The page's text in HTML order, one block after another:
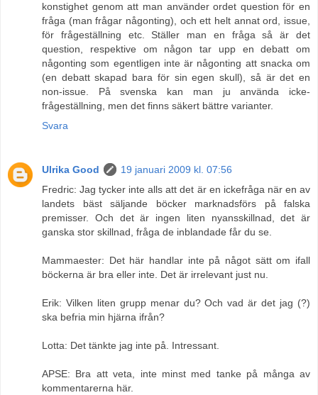
konstighet genom att man använder ordet question för en
fråga (man frågar någonting), och ett helt annat ord, issue,
för frågeställning etc. Ställer man en fråga så är det
question, respektive om någon tar upp en debatt om
någonting som egentligen inte är någonting att snacka om
(en debatt skapad bara för sin egen skull), så är det en
non-issue. På svenska kan man ju använda icke-
frågeställning, men det finns säkert bättre varianter.
Svara
Ulrika Good
19 januari 2009 kl. 07:56
Fredric: Jag tycker inte alls att det är en ickefråga när en av
landets bäst säljande böcker marknadsförs på falska
premisser. Och det är ingen liten nyansskillnad, det är
ganska stor skillnad, fråga de inblandade får du se.
Mammaester: Det här handlar inte på något sätt om ifall
böckerna är bra eller inte. Det är irrelevant just nu.
Erik: Vilken liten grupp menar du? Och vad är det jag (?)
ska befria min hjärna ifrån?
Lotta: Det tänkte jag inte på. Intressant.
APSE: Bra att veta, inte minst med tanke på många av
kommentarerna här.